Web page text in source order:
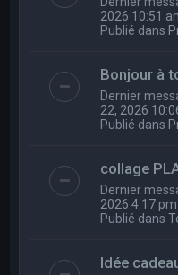
2026 10:51
Publié dans
Bonjour à
Dernier
22, 2026
Publié dans
collage
Dernier
2026 4:17 pm
Publié dans
Idée